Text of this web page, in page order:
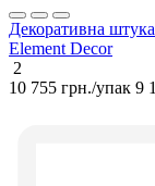
Декоративна
Element Decor
2
10 755 грн./упак 9